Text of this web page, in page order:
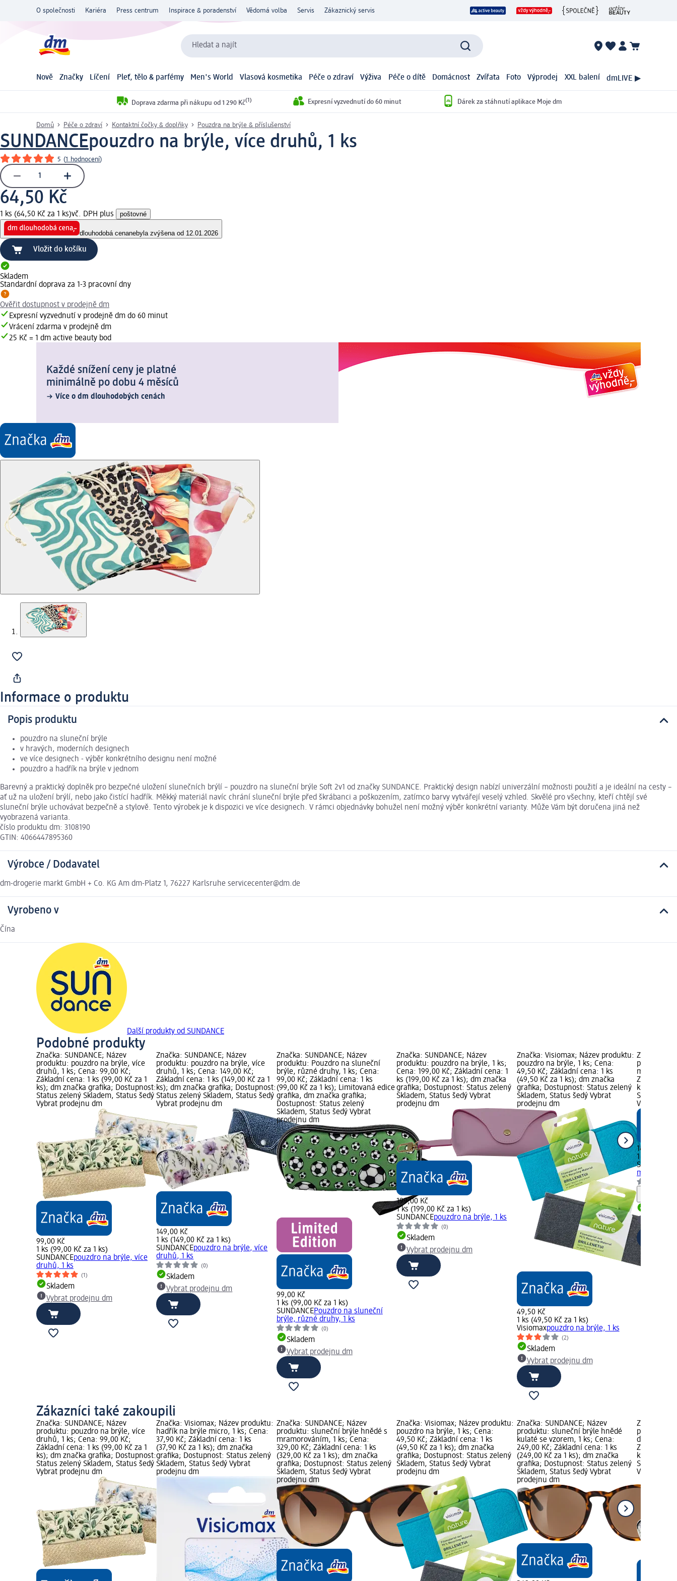
O společnosti Kariéra Press centrum Inspirace & poradenství Vědomá volba Servis Zákaznický servis
Hledat a najít
Nově Značky Líčení Pleť, tělo & parfémy Men's World Vlasová kosmetika Péče o zdraví Výživa Péče o dítě Domácnost Zvířata Foto Výprodej XXL balení dmLIVE ▶
Doprava zdarma při nákupu od 1 290 Kč(1) Expresní vyzvednutí do 60 minut Dárek za stáhnutí aplikace Moje dm
Domů Péče o zdraví Kontaktní čočky & doplňky Pouzdra na brýle & příslušenství
SUNDANCEpouzdro na brýle, více druhů, 1 ks
5 (1 hodnocení)
64,50 Kč
1 ks (64,50 Kč za 1 ks)vč. DPH plus poštovné
dlouhodobá cenanebyla zvýšena od 12.01.2026
Vložit do košíku
Skladem
Standardní doprava za 1-3 pracovní dny
Ověřit dostupnost v prodejně dm
Expresní vyzvednutí v prodejně dm do 60 minut
Vrácení zdarma v prodejně dm
25 Kč = 1 dm active beauty bod
Každé snížení ceny je platné
minimálně po dobu 4 měsíců
Více o dm dlouhodobých cenách
Informace o produktu
Popis produktu
pouzdro na sluneční brýle
v hravých, moderních designech
ve více designech - výběr konkrétního designu není možné
pouzdro a hadřík na brýle v jednom
Barevný a praktický doplněk pro bezpečné uložení slunečních brýlí – pouzdro na sluneční brýle Soft 2v1 od značky SUNDANCE. Praktický design nabízí univerzální možnosti použití a je ideální na cesty –
ať už na uložení brýlí, nebo jako čistící hadřík. Měkký materiál navíc chrání sluneční brýle před škrábanci a poškozením, zatímco barvy vytvářejí veselý vzhled. Skvělé pro všechny, kteří chtějí své
sluneční brýle uchovávat bezpečně a stylově. Tento výrobek je k dispozici ve více designech. V rámci objednávky bohužel není možný výběr konkrétní varianty. Může Vám být doručena jiná než
vyobrazená varianta.
číslo produktu dm: 3108190
GTIN: 4066447895360
Výrobce / Dodavatel
dm-drogerie markt GmbH + Co. KG Am dm-Platz 1, 76227 Karlsruhe servicecenter@dm.de
Vyrobeno v
Čína
Další produkty od SUNDANCE
Podobné produkty
Značka: SUNDANCE; Název
produktu: pouzdro na brýle, více
druhů, 1 ks; Cena: 99,00 Kč;
Základní cena: 1 ks (99,00 Kč za 1
ks); dm značka grafika; Dostupnost:
Status zelený Skladem, Status šedý
Vybrat prodejnu dm
99,00 Kč
1 ks (99,00 Kč za 1 ks)
SUNDANCEpouzdro na brýle, více
druhů, 1 ks
(1)
Skladem
Vybrat prodejnu dm
Značka: SUNDANCE; Název
produktu: pouzdro na brýle, více
druhů, 1 ks; Cena: 149,00 Kč;
Základní cena: 1 ks (149,00 Kč za 1
ks); dm značka grafika; Dostupnost:
Status zelený Skladem, Status šedý
Vybrat prodejnu dm
149,00 Kč
1 ks (149,00 Kč za 1 ks)
SUNDANCEpouzdro na brýle, více
druhů, 1 ks
(0)
Skladem
Vybrat prodejnu dm
Značka: SUNDANCE; Název
produktu: Pouzdro na sluneční
brýle, různé druhy, 1 ks; Cena:
99,00 Kč; Základní cena: 1 ks
(99,00 Kč za 1 ks); Limitovaná edice
grafika, dm značka grafika;
Dostupnost: Status zelený
Skladem, Status šedý Vybrat
prodejnu dm
99,00 Kč
1 ks (99,00 Kč za 1 ks)
SUNDANCEPouzdro na sluneční
brýle, různé druhy, 1 ks
(0)
Skladem
Vybrat prodejnu dm
Značka: SUNDANCE; Název
produktu: pouzdro na brýle, 1 ks;
Cena: 199,00 Kč; Základní cena: 1
ks (199,00 Kč za 1 ks); dm značka
grafika; Dostupnost: Status zelený
Skladem, Status šedý Vybrat
prodejnu dm
199,00 Kč
1 ks (199,00 Kč za 1 ks)
SUNDANCEpouzdro na brýle, 1 ks
(0)
Skladem
Vybrat prodejnu dm
Značka: Visiomax; Název produktu:
pouzdro na brýle, 1 ks; Cena:
49,50 Kč; Základní cena: 1 ks
(49,50 Kč za 1 ks); dm značka
grafika; Dostupnost: Status zelený
Skladem, Status šedý Vybrat
prodejnu dm
49,50 Kč
1 ks (49,50 Kč za 1 ks)
Visiomaxpouzdro na brýle, 1 ks
(2)
Skladem
Vybrat prodejnu dm
Značka:
produktu:
mix barev,
Základní
ks); dm
Status
Vybrat
149,00 Kč
1 ks (149,00
SUNDANCE
mix barev,
Zákazníci také zakoupili
Značka: SUNDANCE; Název
produktu: pouzdro na brýle, více
druhů, 1 ks; Cena: 99,00 Kč;
Základní cena: 1 ks (99,00 Kč za 1
ks); dm značka grafika; Dostupnost:
Status zelený Skladem, Status šedý
Vybrat prodejnu dm
Značka: Visiomax; Název produktu:
hadřík na brýle micro, 1 ks; Cena:
37,90 Kč; Základní cena: 1 ks
(37,90 Kč za 1 ks); dm značka
grafika; Dostupnost: Status zelený
Skladem, Status šedý Vybrat
prodejnu dm
Značka: SUNDANCE; Název
produktu: sluneční brýle hnědé s
mramorováním, 1 ks; Cena:
329,00 Kč; Základní cena: 1 ks
(329,00 Kč za 1 ks); dm značka
grafika; Dostupnost: Status zelený
Skladem, Status šedý Vybrat
prodejnu dm
Značka: Visiomax; Název produktu:
pouzdro na brýle, 1 ks; Cena:
49,50 Kč; Základní cena: 1 ks
(49,50 Kč za 1 ks); dm značka
grafika; Dostupnost: Status zelený
Skladem, Status šedý Vybrat
prodejnu dm
Značka: SUNDANCE; Název
produktu: sluneční brýle hnědé
kulaté se vzorem, 1 ks; Cena:
249,00 Kč; Základní cena: 1 ks
(249,00 Kč za 1 ks); dm značka
grafika; Dostupnost: Status zelený
Skladem, Status šedý Vybrat
prodejnu dm
Značka:
produktu:
druhů, 1
Základní
ks); dm
Status
Vybrat